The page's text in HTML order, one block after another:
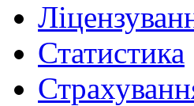
Статистика